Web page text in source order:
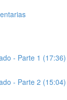
- Parte 1 (17:36)
- Parte 2 (15:04)